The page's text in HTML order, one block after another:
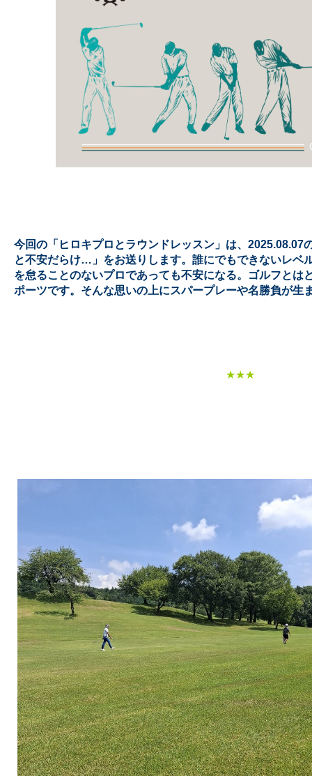
今回の「ヒロキプロとラウンドレッスン」は、2025.08.07
と不安だらけ…」をお送りします。誰にでもできないレベ
を怠ることのないプロであっても不安になる。ゴルフとは
ポーツです。そんな思いの上にスパープレーや名勝負が生
★★★